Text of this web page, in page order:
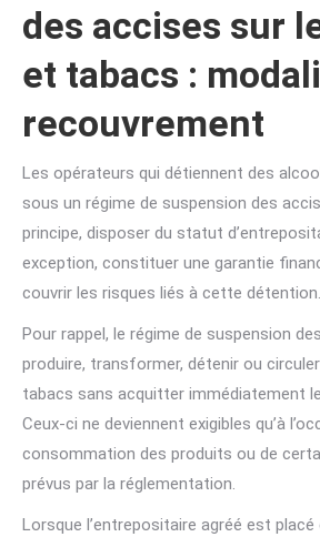
des accises sur
et tabacs :
recouvrement
Les opérateurs qui détiennent des
sous un régime de suspension des
principe, disposer du statut
exception, constituer une garantie
couvrir les risques liés à cette détention.
Pour rappel, le régime de suspension
produire, transformer, détenir ou
tabacs sans acquitter immédiatement
Ceux-ci ne deviennent exigibles qu’à
consommation des produits ou de
prévus par la réglementation.
Lorsque l’entrepositaire agréé est placé